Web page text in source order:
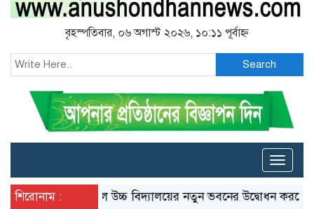
বৃহস্পতিবার, ০৬ অগাস্ট ২০২৬, ১০:১১ পূর্বাহ্ন
Search
Toggle
শিরোনাম :
মেমোরিয়াল উচ্চ বিদ্যালয়ের নতুন ভবনের উদ্বোধন করলেন মন্ত্রী